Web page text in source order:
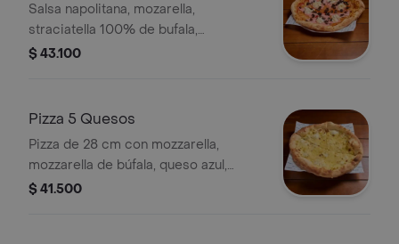
Salsa napolitana, mozarella,
straciatella 100% de bufala,
prosciutto cotto, aceitunas negras y
$ 43.100
Pizza 5 Quesos
Pizza de 28 cm con mozzarella,
mozzarella de búfala, queso azul,
queso paipa y queso parmesano.
$ 41.500